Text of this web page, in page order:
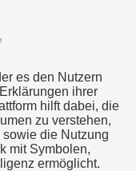
es den Nutzern
ihrer
hilft dabei, die
zu verstehen,
die Nutzung
mit Symbolen,
ermöglicht.